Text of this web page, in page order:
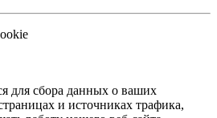
для сбора данных о ваших
и источниках трафика,